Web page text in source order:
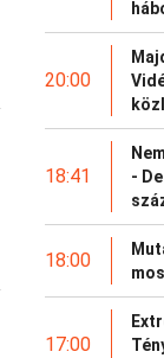
20:00
18:41
-
18:00
17:00